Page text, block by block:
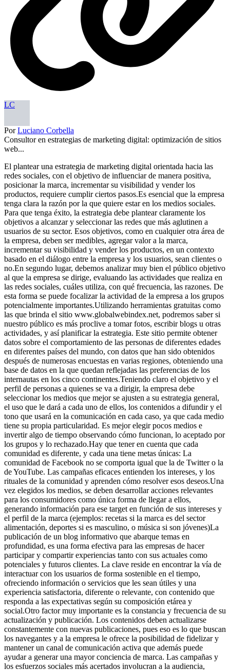
LC
PorLuciano Corbella
Consultor en estrategias de marketing digital: optimización de sitios
web...
El plantear una estrategia de marketing digital orientada hacia las
redes sociales, con el objetivo de influenciar de manera positiva,
posicionar la marca, incrementar su visibilidad y vender los
productos, requiere cumplir ciertos pasos.Es esencial que la empresa
tenga clara la razón por la que quiere estar en los medios sociales.
Para que tenga éxito, la estrategia debe plantear claramente los
objetivos a alcanzar y seleccionar las redes que más aglutinen a
usuarios de su sector. Esos objetivos, como en cualquier otra área de
la empresa, deben ser medibles, agregar valor a la marca,
incrementar su visibilidad y vender los productos, en un contexto
basado en el diálogo entre la empresa y los usuarios, sean clientes o
no.En segundo lugar, debemos analizar muy bien el público objetivo
al que la empresa se dirige, evaluando las actividades que realiza en
las redes sociales, cuáles utiliza, con qué frecuencia, las razones. De
esta forma se puede focalizar la actividad de la empresa a los grupos
potencialmente importantes.Utilizando herramientas gratuitas como
las que brinda el sitio www.globalwebindex.net, podremos saber si
nuestro público es más proclive a tomar fotos, escribir blogs u otras
actividades, y así planificar la estrategia. Este sitio permite obtener
datos sobre el comportamiento de las personas de diferentes edades
en diferentes países del mundo, con datos que han sido obtenidos
después de numerosas encuestas en varias regiones, obteniendo una
base de datos en la que quedan reflejadas las preferencias de los
internautas en los cinco continentes.Teniendo claro el objetivo y el
perfil de personas a quienes se va a dirigir, la empresa debe
seleccionar los medios que mejor se ajusten a su estrategia general,
el uso que le dará a cada uno de ellos, los contenidos a difundir y el
tono que usará en la comunicación en cada caso, ya que cada medio
tiene su propia particularidad. Es mejor elegir pocos medios e
invertir algo de tiempo observando cómo funcionan, lo aceptado por
los grupos y lo rechazado.Hay que tener en cuenta que cada
comunidad es diferente, y cada una tiene metas únicas: La
comunidad de Facebook no se comporta igual que la de Twitter o la
de YouTube. Las campañas eficaces entienden los intereses, y los
rituales de la comunidad y aprenden cómo resolver esos deseos.Una
vez elegidos los medios, se deben desarrollar acciones relevantes
para los consumidores como única forma de llegar a ellos,
generando información para ese target en función de sus intereses y
el perfil de la marca (ejemplos: recetas si la marca es del sector
alimentación, deportes si es masculino, o música si son jóvenes)La
publicación de un blog informativo que abarque temas en
profundidad, es una forma efectiva para las empresas de hacer
participar y compartir experiencias tanto con sus actuales como
potenciales y futuros clientes. La clave reside en encontrar la vía de
interactuar con los usuarios de forma sostenible en el tiempo,
ofreciendo información o servicios que les sean útiles y una
experiencia satisfactoria, diferente o relevante, con contenido que
responda a las expectativas según su composición etárea y
social.Otro factor muy importante es la constancia y frecuencia de su
actualización y publicación. Los contenidos deben actualizarse
constantemente con nuevas publicaciones, pues eso es lo que buscan
los navegantes y a la empresa le ofrece la posibilidad de fidelizar y
mantener un canal de comunicación activa que además puede
ayudar a generar una mayor conciencia de marca. Las campañas y
los esfuerzos sociales más acertados involucran a la audiencia,